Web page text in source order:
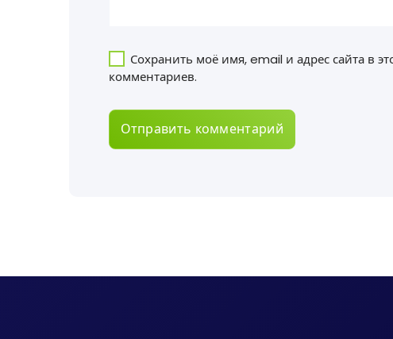
Сохранить моё имя, email и адрес сайта в
комментариев.